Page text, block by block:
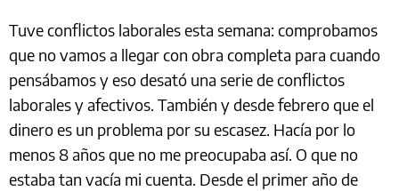
Tuve conflictos laborales esta semana: comprobamos
que no vamos a llegar con obra completa para cuando
pensábamos y eso desató una serie de conflictos
laborales y afectivos. También y desde febrero que el
dinero es un problema por su escasez. Hacía por lo
menos 8 años que no me preocupaba así. O que no
estaba tan vacía mi cuenta. Desde el primer año de